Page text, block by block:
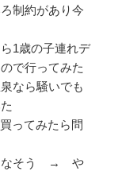
制約があり今
1歳の子連れデ
で行ってみた
なら騒いでも
ってみたら問
きなそう → や